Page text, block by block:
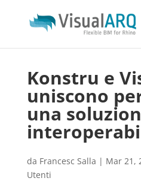
Konstru e
uniscono
una
da Francesc Salla | Mar 21,
Utenti